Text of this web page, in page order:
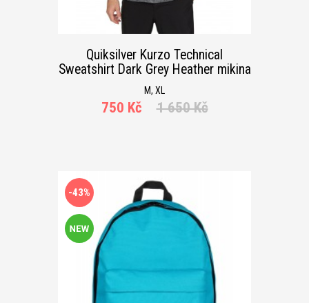
Quiksilver Kurzo Technical
Sweatshirt Dark Grey Heather mikina
M, XL
750 Kč 1 650 Kč
-43%